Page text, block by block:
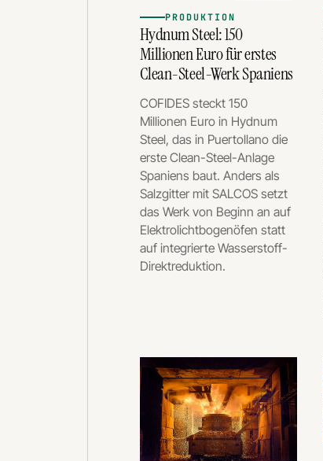
PRODUKTION
Hydnum Steel: 150
Millionen Euro für erstes
Clean-Steel-Werk Spaniens
COFIDES steckt 150
Millionen Euro in Hydnum
Steel, das in Puertollano die
erste Clean-Steel-Anlage
Spaniens baut. Anders als
Salzgitter mit SALCOS setzt
das Werk von Beginn an auf
Elektrolichtbogenöfen statt
auf integrierte Wasserstoff-
Direktreduktion.